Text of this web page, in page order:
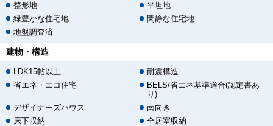
整形地
平坦地
緑豊かな住宅地
閑静な住宅地
地盤調査済
建物・構造
LDK15帖以上
耐震構造
省エネ・エコ住宅
BELS/省エネ基準適合(認定書あ
り)
デザイナーズハウス
南向き
床下収納
全居室収納